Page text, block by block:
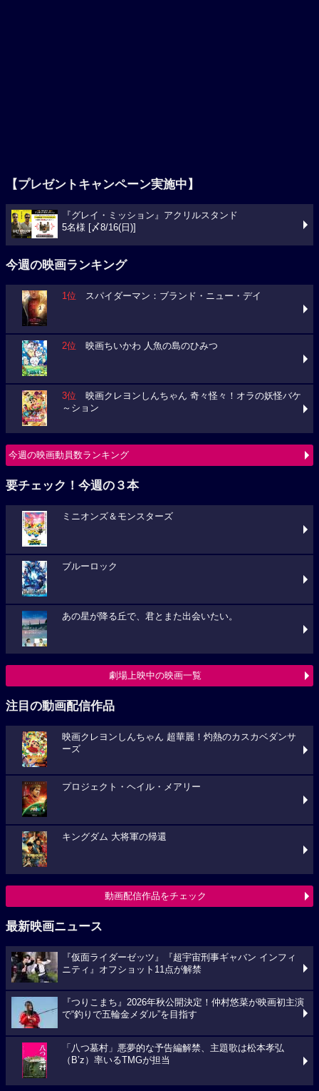
【プレゼントキャンペーン実施中】
『グレイ・ミッション』アクリルスタンド
5名様 [〆8/16(日)]
今週の映画ランキング
1位 スパイダーマン：ブランド・ニュー・デイ
2位 映画ちいかわ 人魚の島のひみつ
3位 映画クレヨンしんちゃん 奇々怪々！オラの妖怪バケ
～ション
今週の映画動員数ランキング
要チェック！今週の３本
ミニオンズ＆モンスターズ
ブルーロック
あの星が降る丘で、君とまた出会いたい。
劇場上映中の映画一覧
注目の動画配信作品
映画クレヨンしんちゃん 超華麗！灼熱のカスカベダンサ
ーズ
プロジェクト・ヘイル・メアリー
キングダム 大将軍の帰還
動画配信作品をチェック
最新映画ニュース
『仮面ライダーゼッツ』『超宇宙刑事ギャバン インフィ
ニティ』オフショット11点が解禁
『つりこまち』2026年秋公開決定！仲村悠菜が映画初主演
で“釣りで五輪金メダル”を目指す
「八つ墓村」悪夢的な予告編解禁、主題歌は松本孝弘
（B’z）率いるTMGが担当